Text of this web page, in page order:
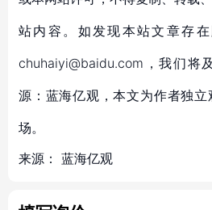
站内容。如发现本站文章存
chuhaiyi@baidu.com，我们将
源：蓝海亿观，本文为作者独
场。
来源： 蓝海亿观